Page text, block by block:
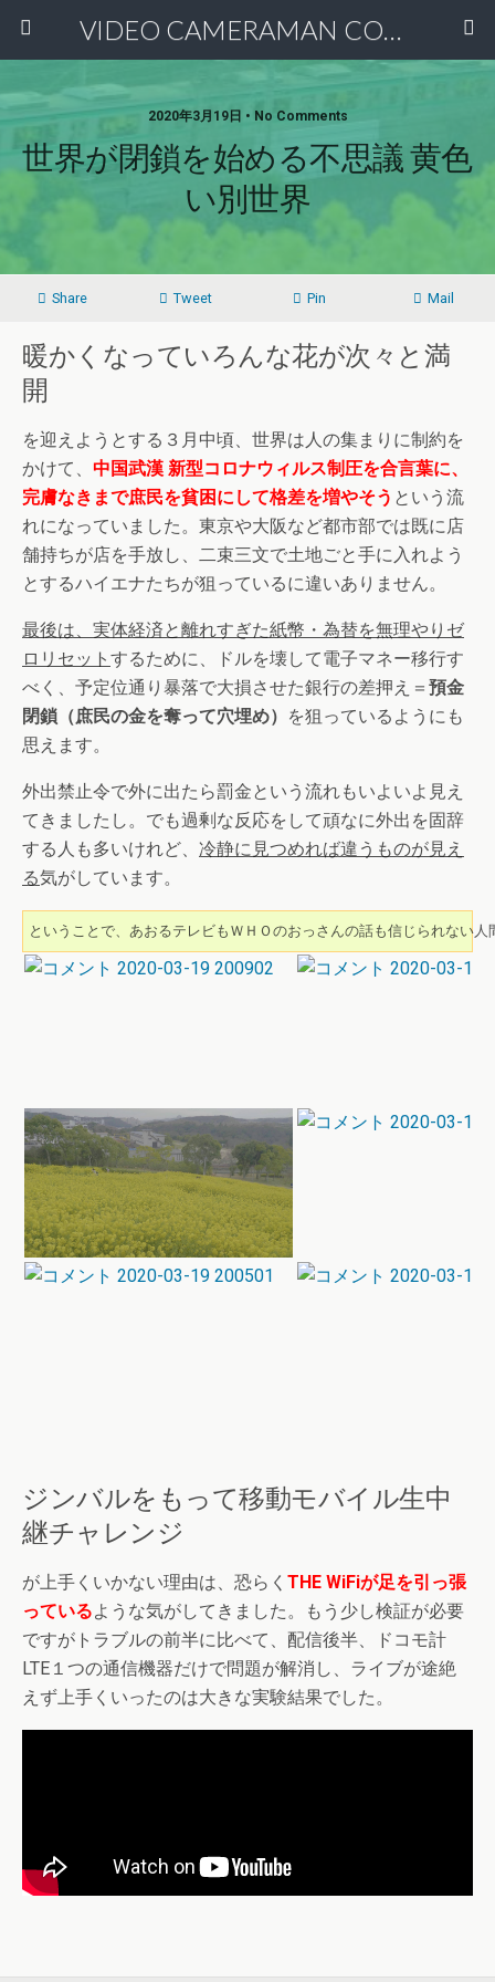
VIDEO CAMERAMAN COMMUNITY
2020年3月19日 • No Comments
世界が閉鎖を始める不思議 黄色
い別世界
Share Tweet Pin Mail
暖かくなっていろんな花が次々と満
開
を迎えようとする３月中頃、世界は人の集まりに制約を
かけて、 中国武漢 新型コロナウィルス制圧を合言葉に、
完膚なきまで庶民を貧困にして格差を増やそう という流
れになっていました。東京や大阪など都市部では既に店
舗持ちが店を手放し、二束三文で土地ごと手に入れよう
とするハイエナたちが狙っているに違いありません。
最後は、実体経済と離れすぎた紙幣・為替を無理やりゼ
ロリセット するために、ドルを壊して電子マネー移行す
べく、予定位通り暴落で大損させた銀行の差押え＝ 預金
閉鎖（庶民の金を奪って穴埋め） を狙っているようにも
思えます。
外出禁止令で外に出たら罰金という流れもいよいよ見え
てきましたし。でも過剰な反応をして頑なに外出を固辞
する人も多いけれど、 冷静に見つめれば違うものが見え
る気がしています。
ということで、あおるテレビもＷＨＯのおっさんの話も信じられない
ジンバルをもって移動モバイル生中
継チャレンジ
が上手くいかない理由は、恐らく THE WiFiが足を引っ張
っているような気がしてきました。もう少し検証が必要
ですがトラブルの前半に比べて、配信後半、ドコモ計
LTE１つの通信機器だけで問題が解消し、ライブが途絶
えず上手くいったのは大きな実験結果でした。